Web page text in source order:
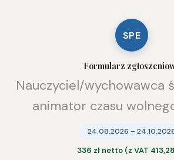
SPE
Formularz
Nauczyciel/wychowawca
animator czasu
24.08.2026 –
336 zł netto (z VAT